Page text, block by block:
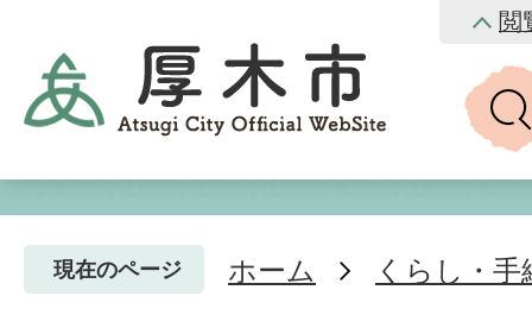
閲
現在のページ ホーム くらし・手